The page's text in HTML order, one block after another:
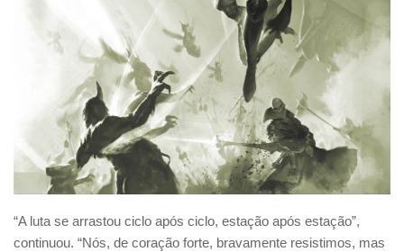
“A luta se arrastou ciclo após ciclo, estação após estação”,
continuou. “Nós, de coração forte, bravamente resistimos, mas